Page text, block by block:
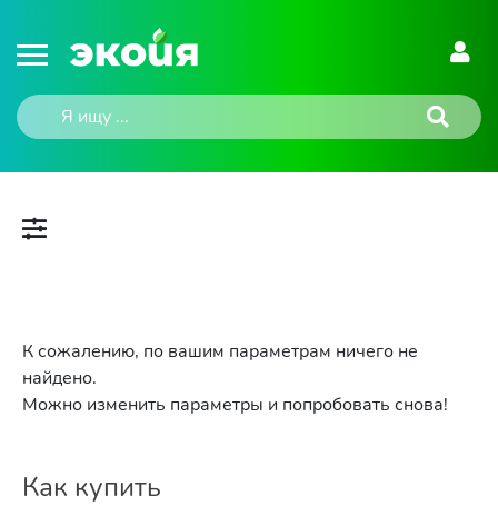
К сожалению, по вашим параметрам ничего не
найдено.
Можно изменить параметры и попробовать снова!
Как купить